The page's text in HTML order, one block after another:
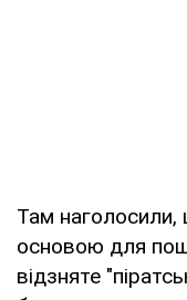
Там наголосили,
основою для
відзняте